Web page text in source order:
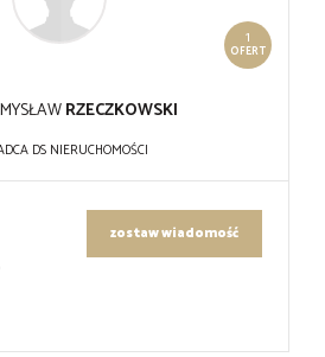
1
OFERT
RZECZKOWSKI
DS NIERUCHOMOŚCI
zostaw wiadomość